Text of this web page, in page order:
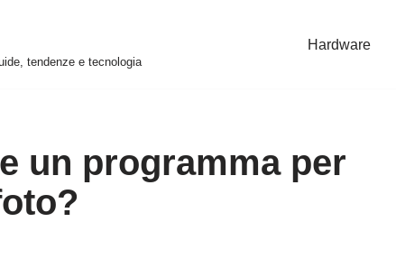
tendenze e tecnologia
Hardware
un programma per